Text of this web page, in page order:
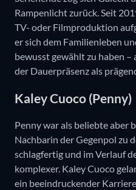
Rampenlicht zurück. Seit
TV- oder Filmproduktion
er sich dem Familienleben
bewusst gewählt zu haben
der Dauerpräsenz als
Kaley Cuoco (Penny)
Penny war als beliebte
Nachbarin der Gegenpol zu
schlagfertig und im Verlauf
komplexer. Kaley Cuoco
ein beeindruckender